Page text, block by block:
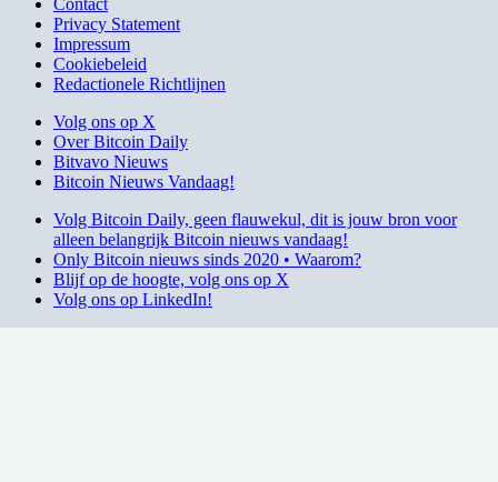
Privacy Statement
Impressum
Cookiebeleid
Redactionele Richtlijnen
Volg ons op X
Over Bitcoin Daily
Bitvavo Nieuws
Bitcoin Nieuws Vandaag!
Volg Bitcoin Daily, geen flauwekul, dit is jouw bron voor
alleen belangrijk Bitcoin nieuws vandaag!
Only Bitcoin nieuws sinds 2020 • Waarom?
Blijf op de hoogte, volg ons op X
Volg ons op LinkedIn!